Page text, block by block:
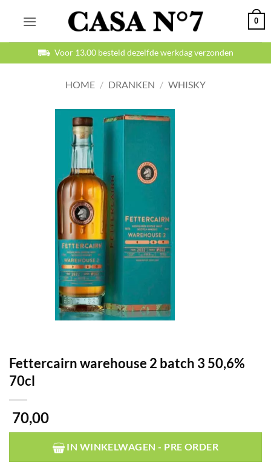
0
Betaal veilig en achteraf
HOME / DRANKEN / WHISKY
Fettercairn warehouse 2 batch 3 50,6%
70cl
70,00
IN WINKELWAGEN - PRE ORDER